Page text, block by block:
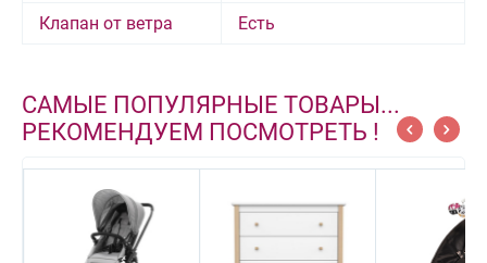
Клапан от ветра Есть
САМЫЕ ПОПУЛЯРНЫЕ ТОВАРЫ...
РЕКОМЕНДУЕМ ПОСМОТРЕТЬ !